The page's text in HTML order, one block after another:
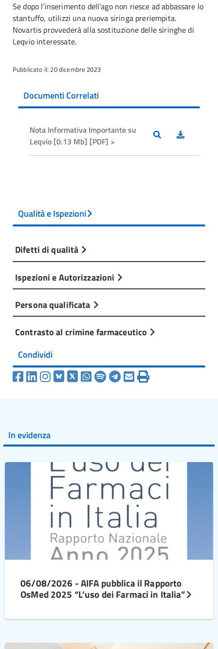
Se dopo l’inserimento dell’ago non riesce ad abbassare lo
stantuffo, utilizzi una nuova siringa preriempita.
Novartis provvederà alla sostituzione delle siringhe di
Leqvio interessate.
Pubblicato il: 20 dicembre 2023
Documenti Correlati
Nota Informativa Importante su
Leqvio [0.13 Mb] [PDF] >
Qualità e Ispezioni
Difetti di qualità
Ispezioni e Autorizzazioni
Persona qualificata
Contrasto al crimine farmaceutico
Condividi
In evidenza
06/08/2026 - AIFA pubblica il Rapporto
OsMed 2025 “L’uso dei Farmaci in Italia”